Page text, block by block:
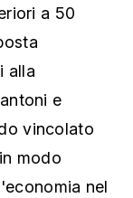
a 50
alla
e
vincolato
modo
nel